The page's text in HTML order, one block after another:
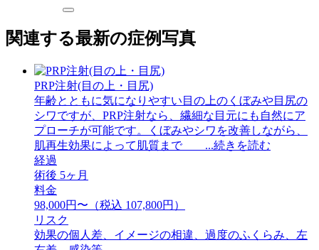
関連する最新の症例写真
PRP注射(目の上・目尻)
年齢とともに気になりやすい目の上のくぼみや目尻の
シワですが、PRP注射なら、繊細な目元にも自然にア
プローチが可能です。くぼみやシワを改善しながら、
肌再生効果によって肌質まで ...続きを読む
経過
術後 5ヶ月
料金
98,000円〜（税込 107,800円）
リスク
効果の個人差、イメージの相違、過度のふくらみ、左